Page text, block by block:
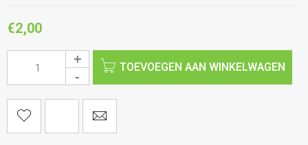
€2,00
TOEVOEGEN AAN WINKELWAGEN